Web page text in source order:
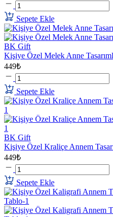
Sepete Ekle
BK Gift
Kişiye Özel Melek Anne
449₺
Sepete Ekle
BK Gift
Kişiye Özel Kraliçe Annem
449₺
Sepete Ekle